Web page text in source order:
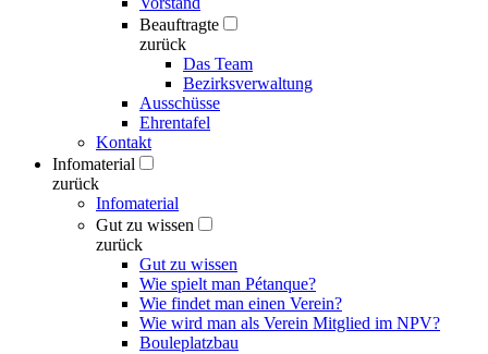
Beauftragte
zurück
Das Team
Bezirksverwaltung
Ausschüsse
Ehrentafel
Kontakt
Infomaterial
zurück
Infomaterial
Gut zu wissen
zurück
Gut zu wissen
Wie spielt man Pétanque?
Wie findet man einen Verein?
Wie wird man als Verein Mitglied im NPV?
Bouleplatzbau